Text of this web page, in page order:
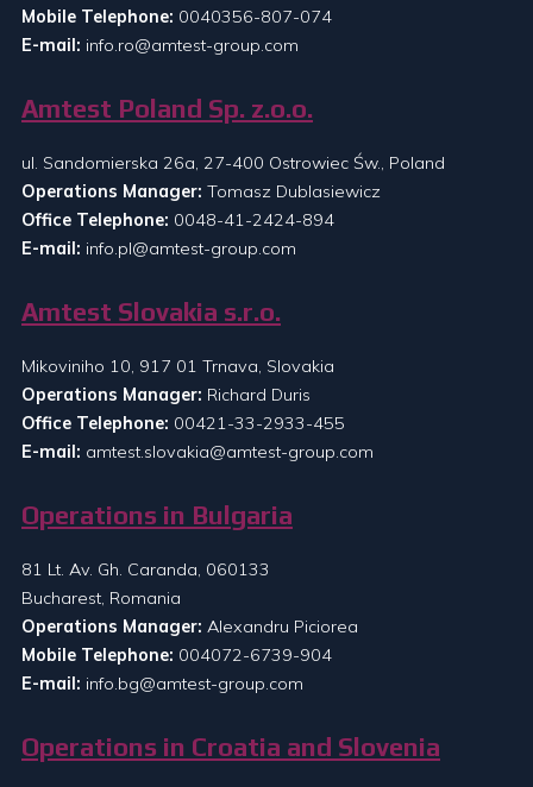
Mobile Telephone: 0040356-807-074
E-mail: info.ro@amtest-group.com
Amtest Poland Sp. z.o.o.
ul. Sandomierska 26a, 27-400 Ostrowiec Św., Poland
Operations Manager: Tomasz Dublasiewicz
Office Telephone: 0048-41-2424-894
E-mail: info.pl@amtest-group.com
Amtest Slovakia s.r.o.
Mikoviniho 10, 917 01 Trnava, Slovakia
Operations Manager: Richard Duris
Office Telephone: 00421-33-2933-455
E-mail: amtest.slovakia@amtest-group.com
Operations in Bulgaria
81 Lt. Av. Gh. Caranda, 060133
Bucharest, Romania
Operations Manager: Alexandru Piciorea
Mobile Telephone: 004072-6739-904
E-mail: info.bg@amtest-group.com
Operations in Croatia and Slovenia